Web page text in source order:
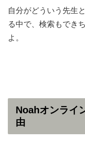
自分がどういう先生
る中で、検索もでき
よ。
Noahオンライ
由